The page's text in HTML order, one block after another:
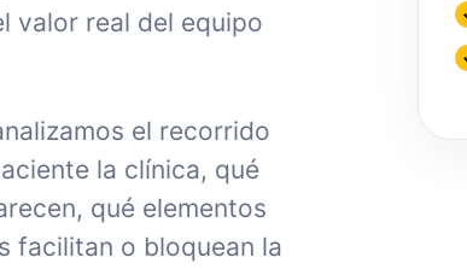
valor real del equipo
el recorrido
la clínica, qué
qué elementos
facilitan o bloquean la